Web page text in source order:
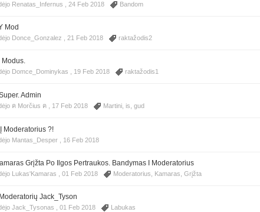
Renatas_Infernus , 24 Feb 2018 Bandom
Mod
Donce_Gonzalez , 21 Feb 2018 raktažodis2
Modus.
Domce_Dominykas , 19 Feb 2018 raktažodis1
Admin
ฅ Morčius ฅ , 17 Feb 2018 Martini, is gud
Moderatorius ?!
Mantas_Desper , 16 Feb 2018
Grįžta Po Ilgos Pertraukos. Bandymas I Moderatorius
Lukas'Kamaras , 01 Feb 2018 Moderatorius Kamaras Grįžta
Jack_Tyson
Jack_Tysonas , 01 Feb 2018 Labukas